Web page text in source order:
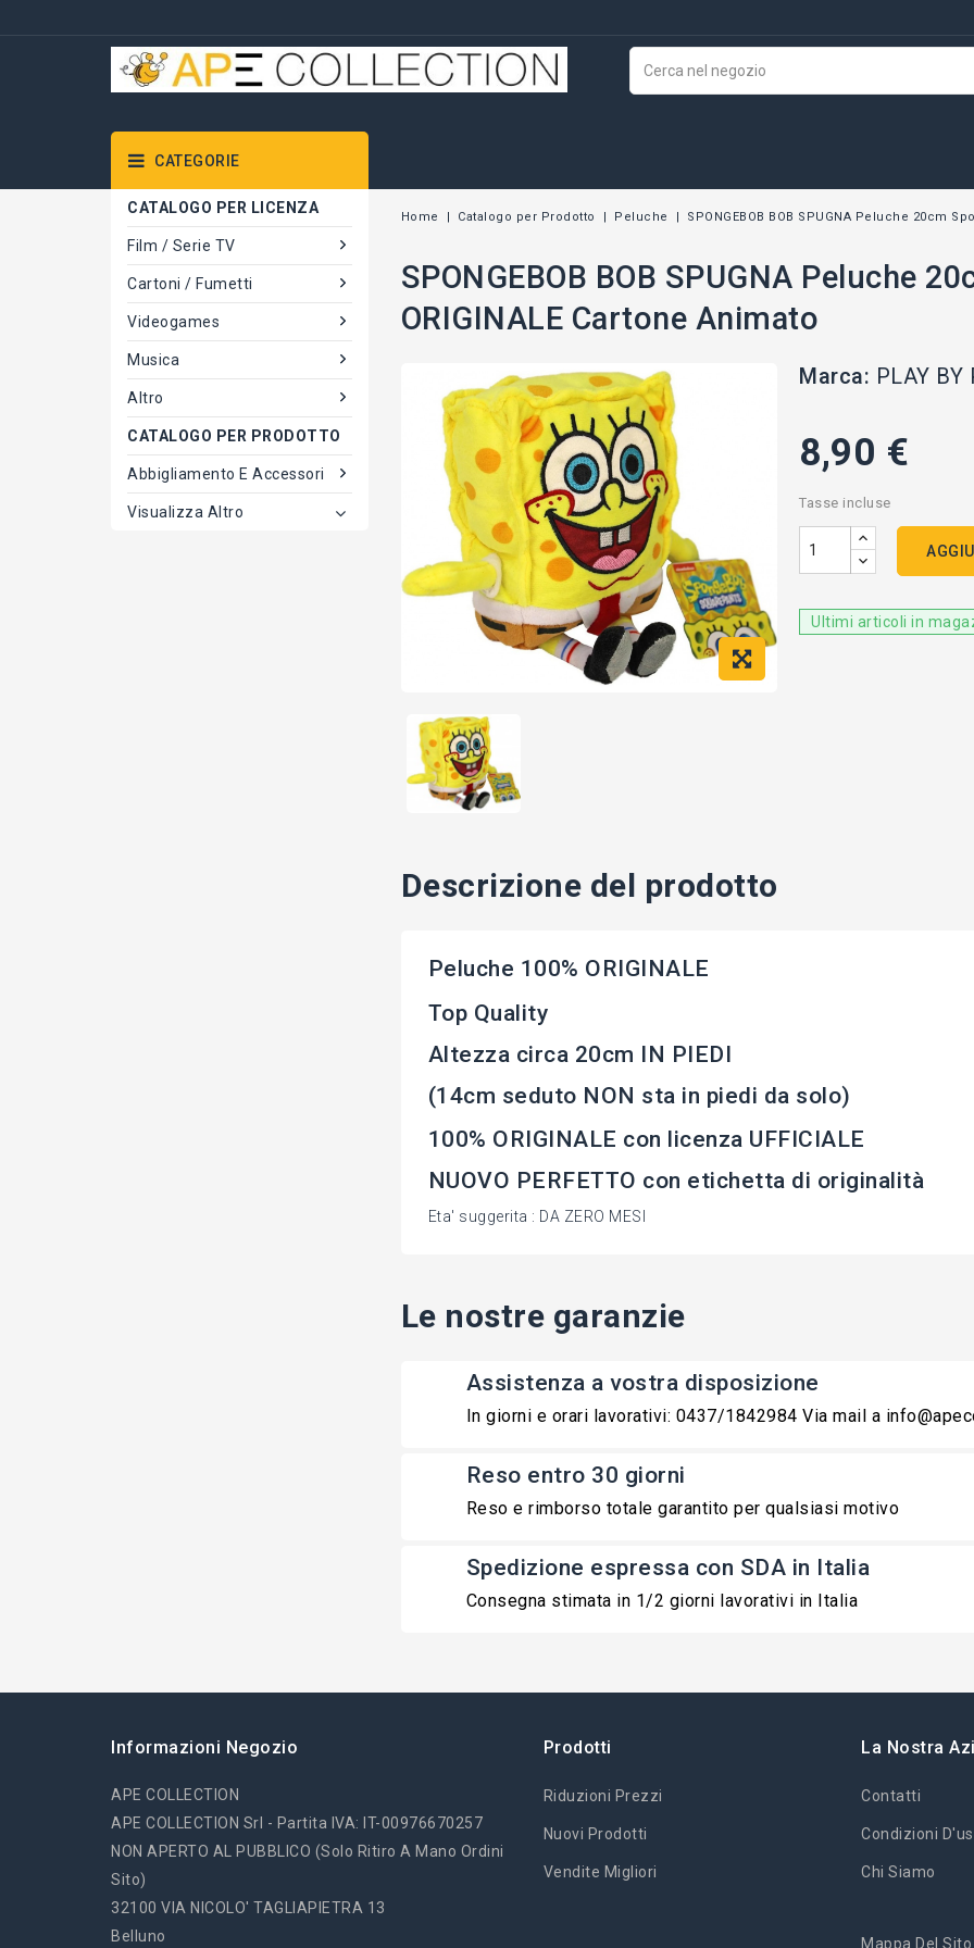
CATEGORIE
CATALOGO PER LICENZA
Film / Serie TV
Cartoni / Fumetti
Videogames
Musica
Altro
CATALOGO PER PRODOTTO
Abbigliamento E Accessori
Visualizza Altro
Home Catalogo per Prodotto Peluche SPONGEBOB BOB SPUGNA Peluche 20cm
SPONGEBOB BOB SPUGNA Peluche
ORIGINALE Cartone Animato
Marca: PLAY BY
8,90 €
Tasse incluse
Ultimi articoli in
Descrizione del prodotto
Peluche 100% ORIGINALE
Top Quality
Altezza circa 20cm IN PIEDI
(14cm seduto NON sta in piedi da solo)
100% ORIGINALE con licenza UFFICIALE
NUOVO PERFETTO con etichetta di originalità
Eta' suggerita : DA ZERO MESI
Le nostre garanzie
Assistenza a vostra disposizione
In giorni e orari lavorativi: 0437/1842984 Via mail a
Reso entro 30 giorni
Reso e rimborso totale garantito per qualsiasi motivo
Spedizione espressa con SDA in Italia
Consegna stimata in 1/2 giorni lavorativi in Italia
Informazioni Negozio
APE COLLECTION
APE COLLECTION Srl - Partita IVA: IT-00976670257
NON APERTO AL PUBBLICO (solo Ritiro A Mano Ordini
Sito)
32100 VIA NICOLO' TAGLIAPIETRA 13
Belluno
Prodotti
Riduzioni Prezzi
Nuovi Prodotti
Vendite Migliori
La Nostra
Contatti
Condizioni
Chi Siamo
Mappa Del Sito